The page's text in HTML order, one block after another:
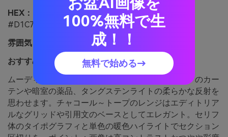
HEX：
#1E1C1B #3A2E2B #6B4E3D #A08A7A
#D1C7BE
雰囲気：
ムーディー、ラグジュアリー、親密
おすすめ用途：
雑誌のエディトリアルスプレッド
ムーディーで質感豊かな組み合わせは、ベルベットのカー
テンや暗室の薬品、タングステンライトの柔らかな反射を
思わせます。チャコール～トープのレンジはエディトリア
ルなグリッドや引用文のベースとしてエレガント。セリフ
体のタイポグラフィと単色の暖色ハイライトでセクション
100%無料で生
成！！
無料で始める→